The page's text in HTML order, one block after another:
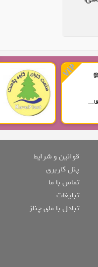
قوانین و شرایط
پنل کاربری
تماس با ما
تبلیغات
تبادل با مای چنلز